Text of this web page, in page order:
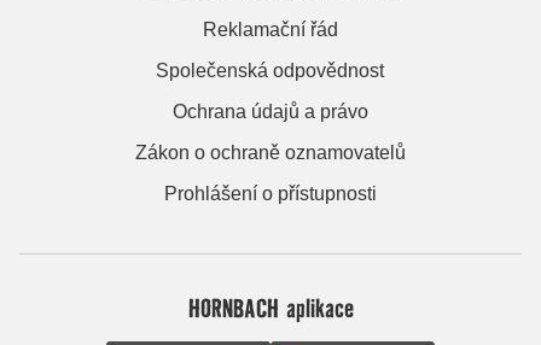
Reklamační řád
Společenská odpovědnost
Ochrana údajů a právo
Zákon o ochraně oznamovatelů
Prohlášení o přístupnosti
HORNBACH aplikace